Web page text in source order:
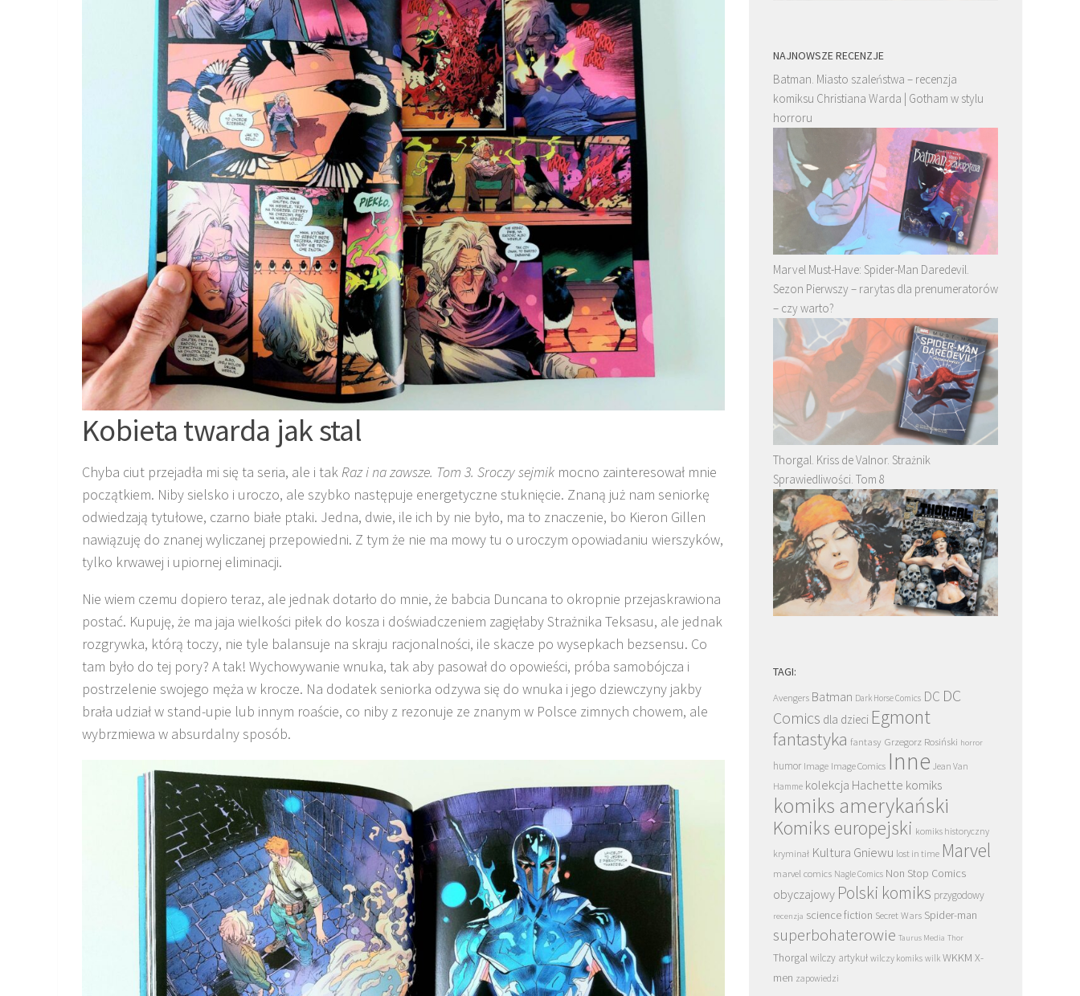
Kobieta twarda jak stal
Chyba ciut przejadła mi się ta seria, ale i takRaz i na zawsze. Tom 3. Sroczy sejmik mocno zainteresował mnie
początkiem. Niby sielsko i uroczo, ale szybko następuje energetyczne stuknięcie. Znaną już nam seniorkę
odwiedzają tytułowe, czarno białe ptaki. Jedna, dwie, ile ich by nie było, ma to znaczenie, bo Kieron Gillen
nawiązuję do znanej wyliczanej przepowiedni. Z tym że nie ma mowy tu o uroczym opowiadaniu wierszyków,
tylko krwawej i upiornej eliminacji.
Nie wiem czemu dopiero teraz, ale jednak dotarło do mnie, że babcia Duncana to okropnie przejaskrawiona
postać. Kupuję, że ma jaja wielkości piłek do kosza i doświadczeniem zagięłaby Strażnika Teksasu, ale jednak
rozgrywka, którą toczy, nie tyle balansuje na skraju racjonalności, ile skacze po wysepkach bezsensu. Co
tam było do tej pory? A tak! Wychowywanie wnuka, tak aby pasował do opowieści, próba samobójcza i
postrzelenie swojego męża w krocze. Na dodatek seniorka odzywa się do wnuka i jego dziewczyny jakby
brała udział w stand-upie lub innym roaście, co niby z rezonuje ze znanym w Polsce zimnych chowem, ale
wybrzmiewa w absurdalny sposób.
NAJNOWSZE RECENZJE
Batman. Miasto szaleństwa – recenzja
komiksu Christiana Warda | Gotham w stylu
horroru
Marvel Must-Have: Spider-Man Daredevil.
Sezon Pierwszy – rarytas dla prenumeratorów
– czy warto?
Thorgal. Kriss de Valnor. Strażnik
Sprawiedliwości. Tom 8
TAGI:
Avengers Batman Dark Horse Comics DC DC
Comics dla dzieci Egmont
fantastyka fantasy Grzegorz Rosiński horror
humor Image Image Comics Inne Jean Van
Hamme kolekcja Hachette komiks
komiks amerykański
Komiks europejski komiks historyczny
kryminał Kultura Gniewu lost in time Marvel
marvel comics Nagle Comics Non Stop Comics
obyczajowy Polski komiks przygodowy
recenzja science fiction Secret Wars Spider-man
superbohaterowie Taurus Media Thor
Thorgalwilczy artykuł wilczy komiks wilk WKKM X-
men zapowiedzi